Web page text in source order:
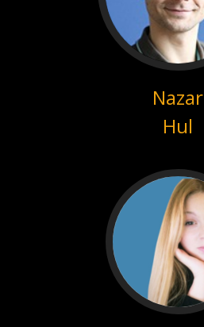
Nazar
Hul